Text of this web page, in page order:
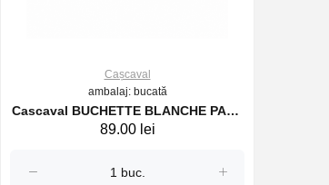
Cașcaval
ambalaj: bucată
Cascaval BUCHETTE BLANCHE PAST
SOUS COQUE SOIGNON 125 g
89.00 lei